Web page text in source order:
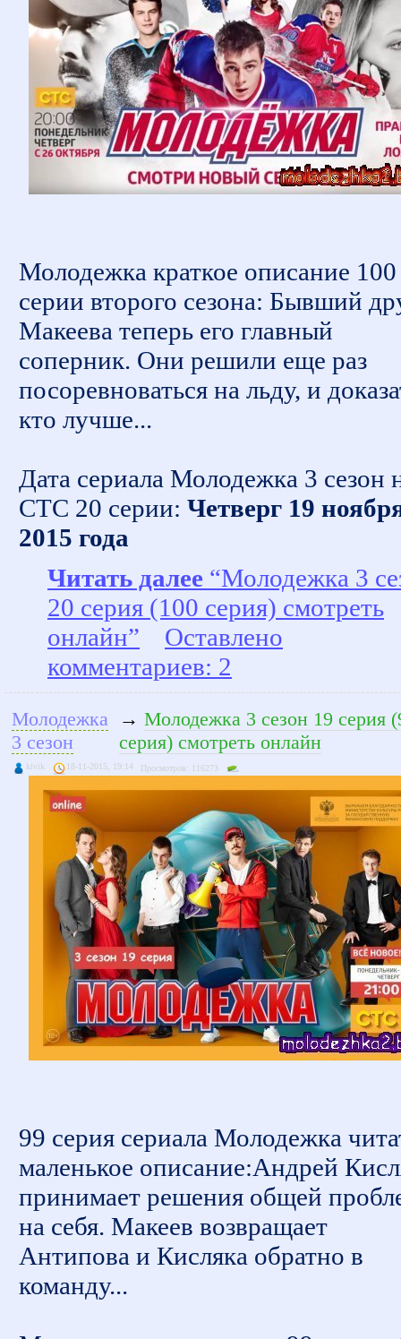
Молодежка краткое описание 100
серии второго сезона: Бывший
Макеева теперь его главный
соперник. Они решили еще раз
посоревноваться на льду, и
кто лучше...
Дата сериала Молодежка 3 сезон
СТС 20 серии: Четверг 19
2015 года
Читать далее “Молодежка 3
20 серия (100 серия) смотреть
онлайн”
Оставлено
комментариев: 2
Молодежка
3 сезон
→ Молодежка 3 сезон 19 серия
серия) смотреть онлайн
kivik 18-11-2015, 19:14 Просмотров: 116273
99 серия сериала Молодежка
маленькое описание:Андрей
принимает решения общей
на себя. Макеев возвращает
Антипова и Кисляка обратно в
команду...